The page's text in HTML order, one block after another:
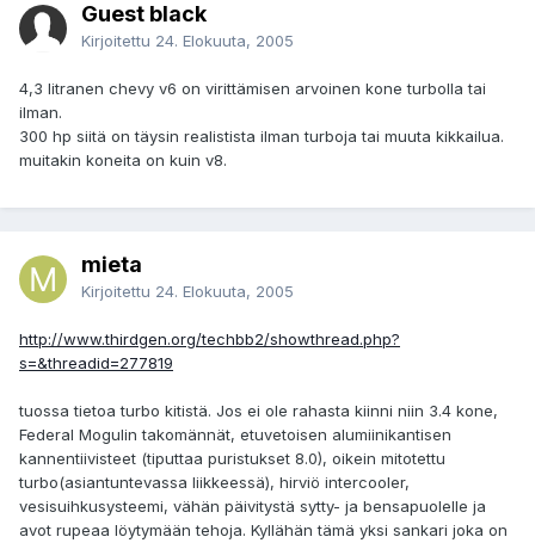
Guest black
Kirjoitettu 24. Elokuuta, 2005
4,3 litranen chevy v6 on virittämisen arvoinen kone turbolla tai
ilman.
300 hp siitä on täysin realistista ilman turboja tai muuta kikkailua.
muitakin koneita on kuin v8.
mieta
Kirjoitettu 24. Elokuuta, 2005
http://www.thirdgen.org/techbb2/showthread.php?
s=&threadid=277819
tuossa tietoa turbo kitistä. Jos ei ole rahasta kiinni niin 3.4 kone,
Federal Mogulin takomännät, etuvetoisen alumiinikantisen
kannentiivisteet (tiputtaa puristukset 8.0), oikein mitotettu
turbo(asiantuntevassa liikkeessä), hirviö intercooler,
vesisuihkusysteemi, vähän päivitystä sytty- ja bensapuolelle ja
avot rupeaa löytymään tehoja. Kyllähän tämä yksi sankari joka on